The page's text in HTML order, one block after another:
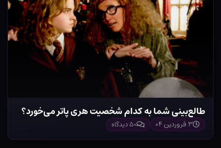
طالع‌بینی شما به کدام شخصیت هری پاتر می‌خورد؟
۳ فروردین ۰۴ ۵۰ دیدگاه